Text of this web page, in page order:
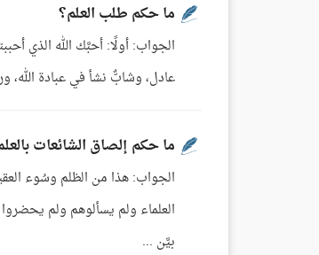
ما حكم طلب العلم؟
الجواب: أولًا: أحبَّك الله الذي
عادل، وشابٌّ نشأ في عبادة الله،
ما حكم إلصاق الشائعات
الجواب: هذا من الظلم وسُوء
العلماء ولم يسألوهم ولم
بيَّن ...